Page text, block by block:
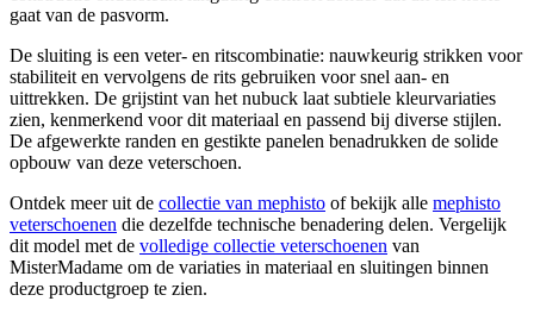
gaat van de pasvorm.
De sluiting is een veter- en ritscombinatie: nauwkeurig strikken voor
stabiliteit en vervolgens de rits gebruiken voor snel aan- en
uittrekken. De grijstint van het nubuck laat subtiele kleurvariaties
zien, kenmerkend voor dit materiaal en passend bij diverse stijlen.
De afgewerkte randen en gestikte panelen benadrukken de solide
opbouw van deze veterschoen.
Ontdek meer uit de collectie van mephisto of bekijk alle mephisto
veterschoenen die dezelfde technische benadering delen. Vergelijk
dit model met de volledige collectie veterschoenen van
MisterMadame om de variaties in materiaal en sluitingen binnen
deze productgroep te zien.